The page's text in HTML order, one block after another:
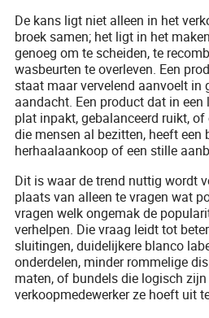
De kans ligt niet alleen in het
broek samen; het ligt in het
genoeg om te scheiden, te
wasbeurten te overleven. Een
staat maar vervelend aanvoelt in
aandacht. Een product dat in
plat inpakt, gebalanceerd ruikt,
die mensen al bezitten, heeft een
herhaalaankoop of een stille
Dit is waar de trend nuttig wordt
plaats van alleen te vragen wat
vragen welk ongemak de
verhelpen. Die vraag leidt tot
sluitingen, duidelijkere blanco
onderdelen, minder rommelige
maten, of bundels die logisch
verkoopmedewerker ze hoeft uit